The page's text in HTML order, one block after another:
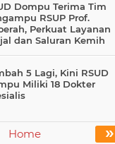
Dompu Terima Tim
RSUP Prof.
Perkuat Layanan
dan Saluran Kemih
5 Lagi, Kini RSUD
Miliki 18 Dokter
»
Home